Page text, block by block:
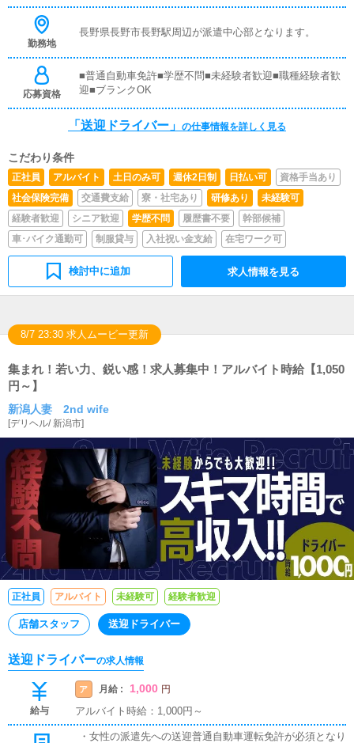
勤務地
長野県長野市長野駅周辺が派遣中心部となります。
応募資格
■普通自動車免許■学歴不問■未経験者歓迎■職種経験者歓
迎■ブランクOK
「送迎ドライバー」 の仕事情報を詳しく見る
こだわり条件
正社員 アルバイト 土日のみ可 週休2日制 日払い可
資格手当あり
社会保険完備
交通費支給 寮・社宅あり 研修あり
未経験可
経験者歓迎
シニア歓迎 学歴不問 履歴書不要
幹部候補
車･バイク通勤可
制服貸与 入社祝い金支給 在宅ワーク可
検討中に追加 求人情報を見る
8/7 23:30 求人ムービー更新
集まれ！若い力、鋭い感！求人募集中！アルバイト時給【1,050
円～】
新潟人妻 2nd wife
[デリヘル/ 新潟市]
正社員 アルバイト 未経験可 経験者歓迎
店舗スタッフ 送迎ドライバー
送迎ドライバーの求人情報
給与
ア 月給 : 1,000 円
アルバイト時給：1,000円～
・女性の派遣先への送迎普通自動車運転免許が必須となり